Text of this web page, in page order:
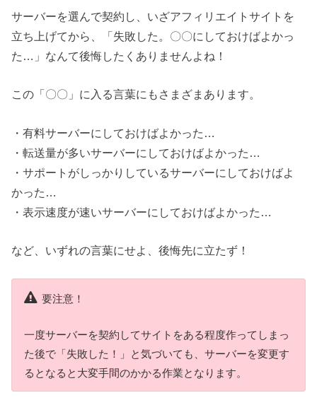
サーバーを選んで契約し、いざアフィリエイトサイトを
立ち上げてから、「失敗した。〇〇にしておけばよかっ
た…」なんて後悔したくありませんよね！
この「〇〇」に入る言葉にもさまざまあります。
・有料サーバーにしておけばよかった…
・転送量が多いサーバーにしておけばよかった…
・サポートがしっかりしているサーバーにしておけばよ
かった…
・表示速度が速いサーバーにしておけばよかった…
など、いずれの言葉にせよ、後悔先に立たず！
要注意！
一度サーバーを契約してサイトをある程度作ってしまっ
た後で「失敗した！」と気づいても、サーバーを変更す
るとなると大変手間のかかる作業となります。